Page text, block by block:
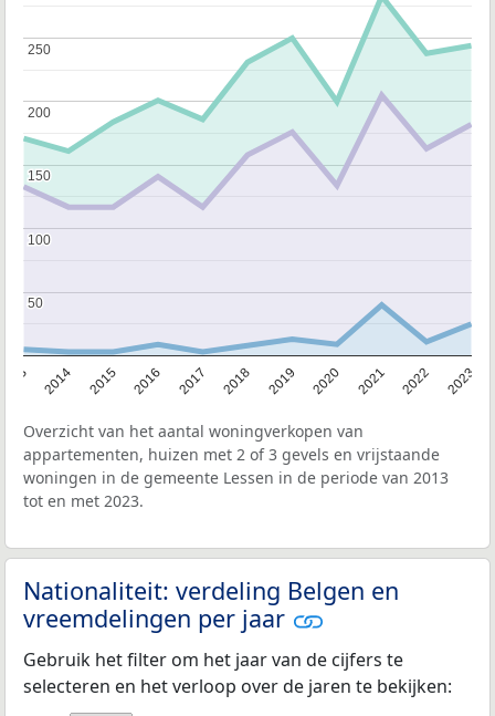
2014 2015 2016 2017 2018 2019 2020 2021 2022 2023
50
50
100
100
150
150
200
200
250
250
Overzicht van het aantal woningverkopen van
appartementen, huizen met 2 of 3 gevels en vrijstaande
woningen in de gemeente Lessen in de periode van 2013
tot en met 2023.
Nationaliteit: verdeling Belgen en
vreemdelingen per jaar
Gebruik het filter om het jaar van de cijfers te
selecteren en het verloop over de jaren te bekijken: